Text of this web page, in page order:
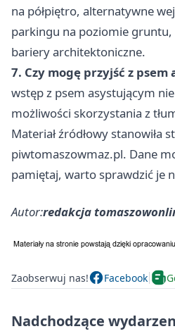
na półpiętro, alternatywne
parkingu na poziomie gruntu,
bariery architektoniczne.
7. Czy mogę przyjść z psem
wstęp z psem asystującym
możliwości skorzystania z
Materiał źródłowy stanowiła
piwtomaszowmaz.pl. Dane
pamiętaj, warto sprawdzić je
Autor:redakcja
Zaobserwuj nas! Facebook
Nadchodzące